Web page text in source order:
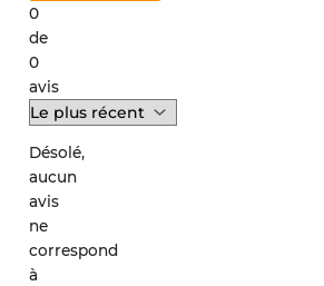
0
de
0
avis
Désolé,
aucun
avis
ne
correspond
à